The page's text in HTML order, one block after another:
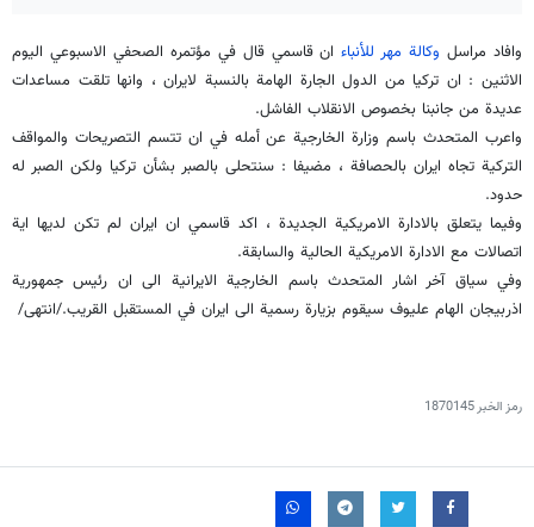
وافاد مراسل وكالة مهر للأنباءان قاسمي قال في مؤتمره الصحفي الاسبوعي اليوم
الاثنين : ان تركيا من الدول الجارة الهامة بالنسبة لايران ، وانها تلقت مساعدات
عديدة من جانبنا بخصوص الانقلاب الفاشل.
واعرب المتحدث باسم وزارة الخارجية عن أمله في ان تتسم التصريحات والمواقف
التركية تجاه ايران بالحصافة ، مضيفا : سنتحلى بالصبر بشأن تركيا ولكن الصبر له
حدود.
وفيما يتعلق بالادارة الامريكية الجديدة ، اكد قاسمي ان ايران لم تكن لديها اية
اتصالات مع الادارة الامريكية الحالية والسابقة.
وفي سياق آخر اشار المتحدث باسم الخارجية الايرانية الى ان رئيس جمهورية
اذربيجان الهام عليوف سيقوم بزيارة رسمية الى ايران في المستقبل القريب./انتهى/
رمز الخبر1870145